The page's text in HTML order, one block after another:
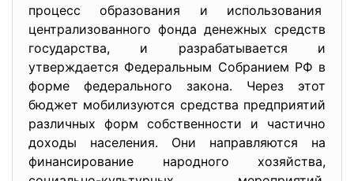
процесс образования и использования
централизованного фонда денежных средств
государства, и разрабатывается и
утверждается Федеральным Собранием РФ в
форме федерального закона. Через этот
бюджет мобилизуются средства предприятий
различных форм собственности и частично
доходы населения. Они направляются на
финансирование народного хозяйства,